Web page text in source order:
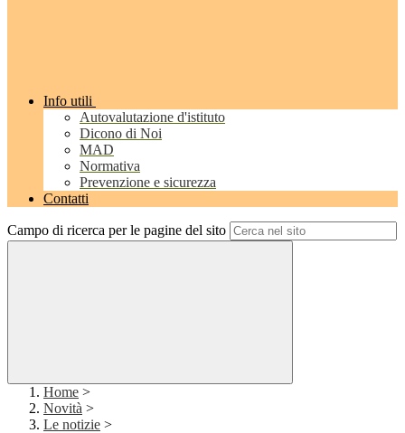
Info utili
Autovalutazione d'istituto
Dicono di Noi
MAD
Normativa
Prevenzione e sicurezza
Contatti
Campo di ricerca per le pagine del sito
Home >
Novità >
Le notizie >